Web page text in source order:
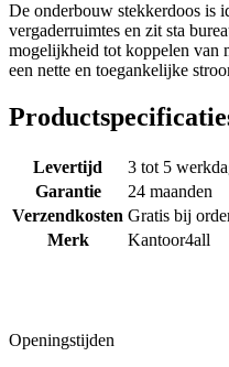
De onderbouw stekkerdoos is
vergaderruimtes en zit sta
mogelijkheid tot koppelen van
een nette en toegankelijke
Levertijd
3 tot 5
Garantie
24 maanden
Verzendkosten Gratis bij
Merk
Kantoor4all
Openingstijden